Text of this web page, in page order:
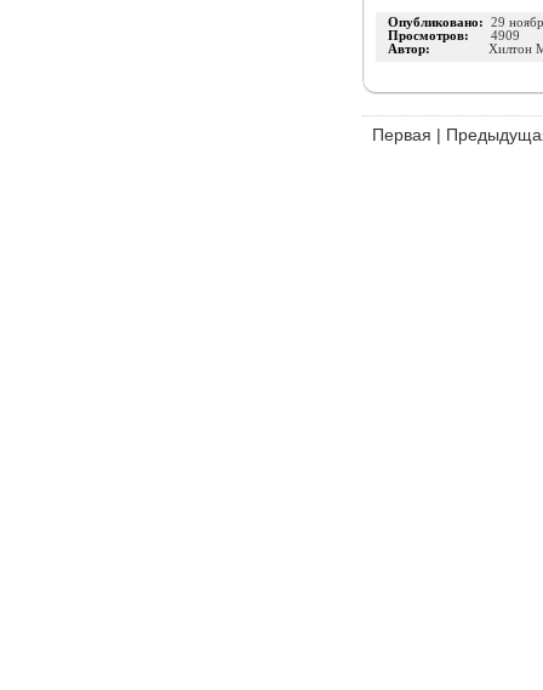
Опубликовано: 29
Просмотров: 4909
Автор: Хилтон
Первая |